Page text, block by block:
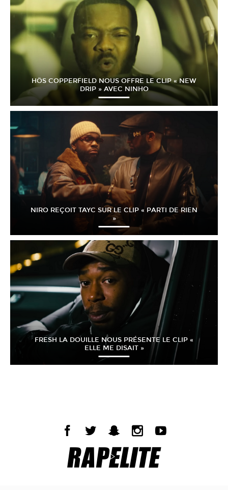
HÖS COPPERFIELD NOUS OFFRE LE CLIP « NEW
DRIP » AVEC NINHO
NIRO REÇOIT TAYC SUR LE CLIP « PARTI DE RIEN
»
FRESH LA DOUILLE NOUS PRÉSENTE LE CLIP «
ELLE ME DISAIT »